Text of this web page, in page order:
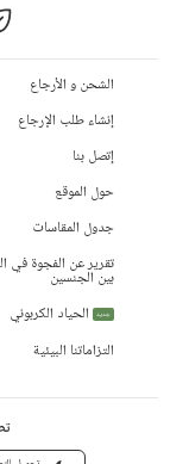
الشحن و الأرجاع
إنشاء طلب الإرجاع
إتصل بنا
حول الموقع
جدول المقاسات
تقرير عن الفجوة في
بين الجنسين
جديد
الحياد الكربوني
التزاماتنا البيئية